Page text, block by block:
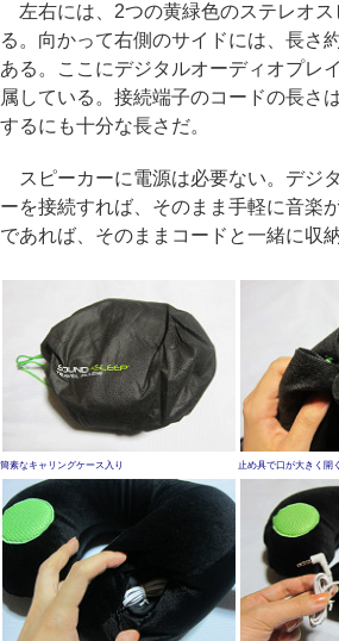
左右には、2つの黄緑色のステレオス
る。向かって右側のサイドには、長さ
ある。ここにデジタルオーディオプレ
属している。接続端子のコードの長さ
するにも十分な長さだ。
スピーカーに電源は必要ない。デジ
ーを接続すれば、そのまま手軽に音楽
であれば、そのままコードと一緒に収
簡素なキャリングケース入り 止め具で口が大きく開